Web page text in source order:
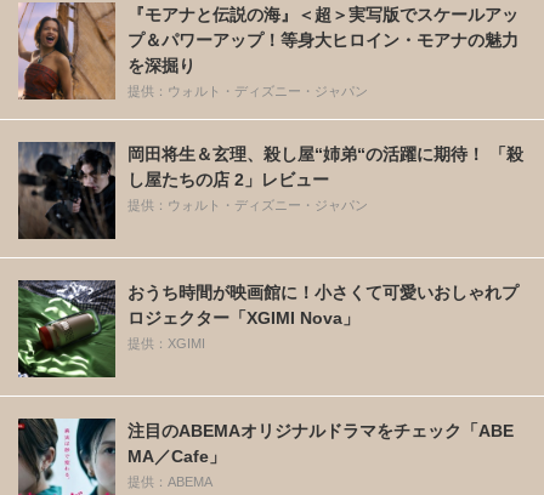
『モアナと伝説の海』＜超＞実写版でスケールアッ
プ＆パワーアップ！等身大ヒロイン・モアナの魅力
を深掘り
提供：ウォルト・ディズニー・ジャパン
岡田将生＆玄理、殺し屋“姉弟“の活躍に期待！ 「殺
し屋たちの店 2」レビュー
提供：ウォルト・ディズニー・ジャパン
おうち時間が映画館に！小さくて可愛いおしゃれプ
ロジェクター「XGIMI Nova」
提供：XGIMI
注目のABEMAオリジナルドラマをチェック「ABE
MA／Cafe」
提供：ABEMA